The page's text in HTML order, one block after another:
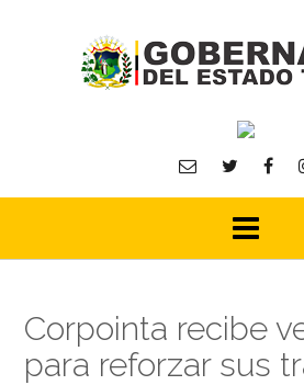
Corpointa recibe
para reforzar sus